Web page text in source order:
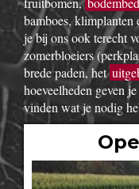
bamboes, klimplanten
je bij ons ook terecht
zomerbloeiers
brede paden, het
hoeveelheden geven
vinden wat je nodig